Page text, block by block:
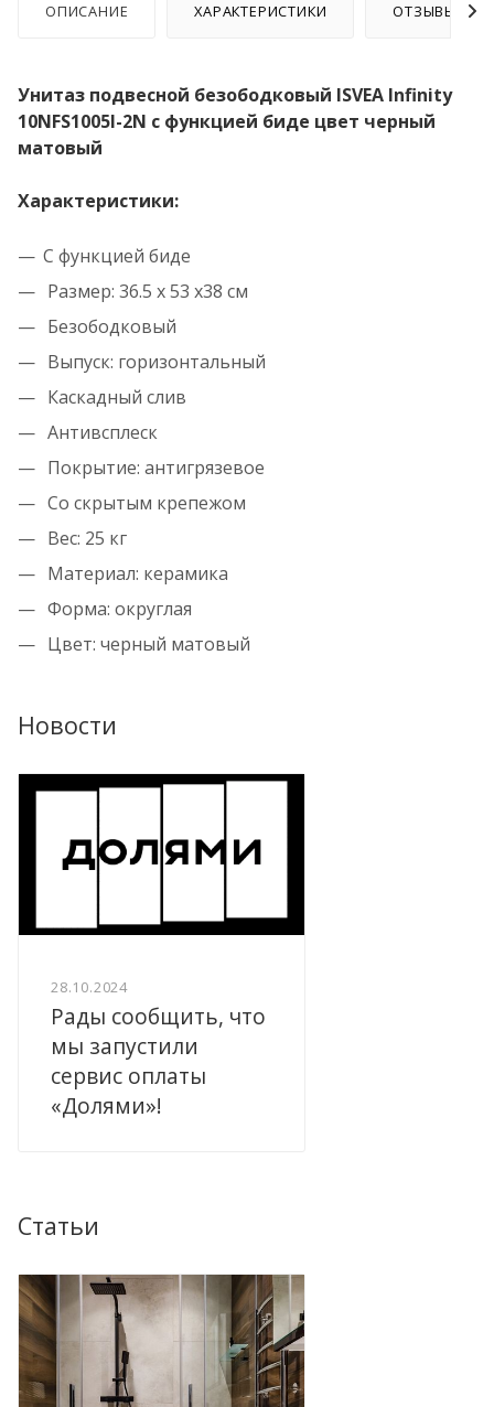
ОПИСАНИЕ ХАРАКТЕРИСТИКИ ОТЗЫВЫ
Унитаз подвесной безободковый ISVEA Infinity
10NFS1005I-2N с функцией биде цвет черный
матовый
Характеристики:
С функцией биде
Размер: 36.5 x 53 x38 см
Безободковый
Выпуск: горизонтальный
Каскадный слив
Антивсплеск
Покрытие: антигрязевое
Со скрытым крепежом
Вес: 25 кг
Материал: керамика
Форма: округлая
Цвет: черный матовый
Новости
28.10.2024
Рады сообщить, что
мы запустили
сервис оплаты
«Долями»!
Статьи